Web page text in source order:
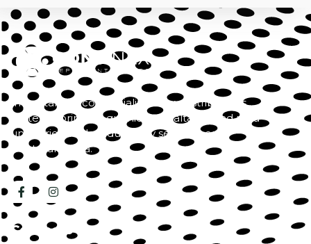
Importamos, comercializamos y distribuimos
materias primas y químicos de alta calidad para
una variedad de industrias y servicios en
Centroamérica.
Contacto